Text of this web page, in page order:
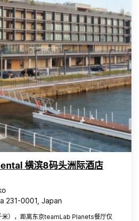
横滨8码头洲际酒店
231-0001, Japan
米），距离东京teamLab Planets餐厅仅